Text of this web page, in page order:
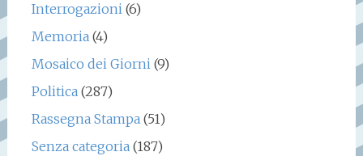
Interrogazioni(6)
Memoria(4)
Mosaico dei Giorni(9)
Politica(287)
Rassegna Stampa(51)
Senza categoria(187)